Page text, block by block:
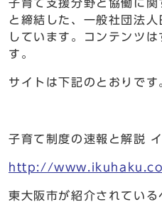
子育て支援分野と協働に
と締結した、一般社団法
しています。コンテンツ
す。
サイトは下記のとおりです
子育て制度の速報と解説
http://
東大阪市が紹介されている